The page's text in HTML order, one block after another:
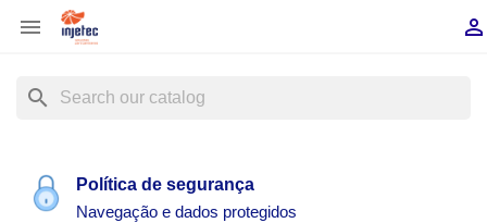
 
search
Política de segurança
Navegação e dados protegidos